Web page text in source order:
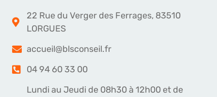
22 Rue du Verger des Ferrages, 83510
LORGUES
accueil@blsconseil.fr
04 94 60 33 00
Lundi au Jeudi de 08h30 à 12h00 et de